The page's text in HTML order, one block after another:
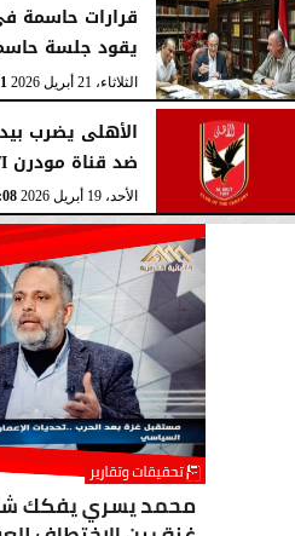
قرارات حاسمة
يقود جلسة
الثلاثاء، 21 أبريل 2026
الأهلى يضرب
ضد قناة مودرن MTI
الأحد، 19 أبريل 2026